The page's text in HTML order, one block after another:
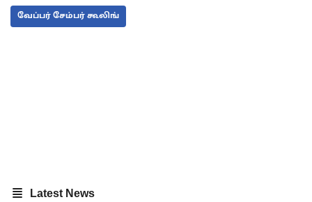
வேப்பர் சேம்பர் கூலிங்
Latest News